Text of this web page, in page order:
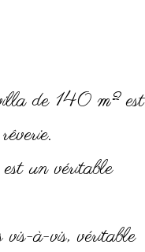
de 140 m² est
un véritable
à-vis, véritable